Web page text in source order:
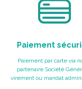
Paiement
Paiement par carte via
partenaire Société
virement ou mandat